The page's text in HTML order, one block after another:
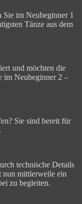
Sie im Neubeginner 1
Tänze aus dem
und möchten die
im Neubeginner 2 –
Sie sind bereit für
technische Details
nun mittlerweile ein
zu begleiten.